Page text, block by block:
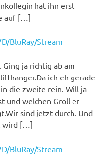
hat ihn erst
auf […]
BluRay/Stream
ja richtig ab am
ich eh gerade
die zweite rein. Will ja
und welchen Groll er
sind jetzt durch. Und
wird […]
BluRay/Stream